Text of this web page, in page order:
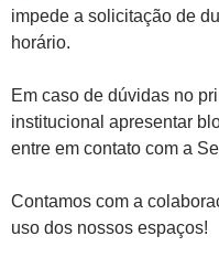
impede a solicitação de
horário.
Em caso de dúvidas no
institucional apresentar
entre em contato com a
Contamos com a
uso dos nossos espaços!